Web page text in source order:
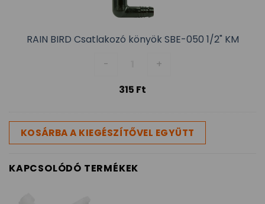
RAIN BIRD Csatlakozó könyök SBE-050 1/2" KM
-
+
315 Ft
KOSÁRBA A KIEGÉSZÍTŐVEL EGYÜTT
KAPCSOLÓDÓ TERMÉKEK